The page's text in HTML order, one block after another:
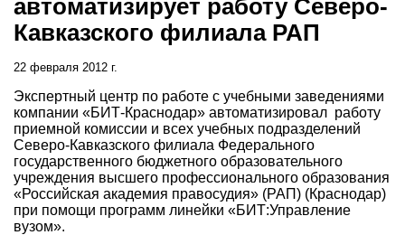
автоматизирует работу Северо-
Кавказского филиала РАП
22 февраля 2012 г.
Экспертный центр по работе с учебными заведениями
компании «БИТ-Краснодар» автоматизировал работу
приемной комиссии и всех учебных подразделений
Северо-Кавказского филиала Федерального
государственного бюджетного образовательного
учреждения высшего профессионального образования
«Российская академия правосудия» (РАП) (Краснодар)
при помощи программ линейки «БИТ:Управление
вузом».